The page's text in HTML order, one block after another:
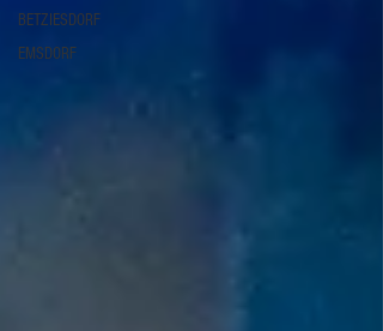
BETZIESDORF
EMSDORF